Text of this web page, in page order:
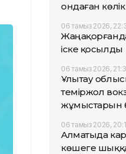
ондаған көлік
06 тамыз 2026,
іске қосылды
06 тамыз 2026,
Ұлытау
теміржол
жұмыстарын
06 тамыз 2026,
Алматыда
көшеге